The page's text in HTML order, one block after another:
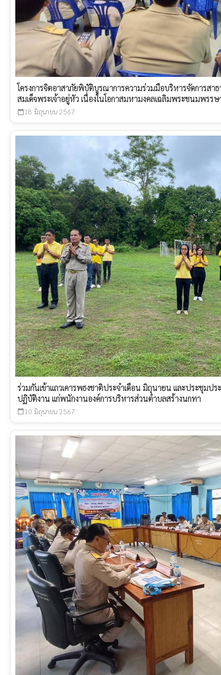
โครงการจิตอาสาภัยพิบัติบูรณาการความร่วมมือบริหารจัดการสา
สมเด็จพระเจ้าอยู่หัว เนื่องในโอกาสมหามงคลเฉลิมพระชนมพร
calendar_today 18 มิถุนายน 2567
ร่วมกันเข้าแถวเคารพธงชาติประจำเดือน มิถุนายน และประชุมปร
ปฏิบัติงาน แก่พนักงานองค์การบริหารส่วนตำบลสร้างนกทา
calendar_today 10 มิถุนายน 2567